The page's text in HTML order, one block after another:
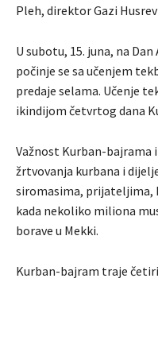
Pleh, direktor Gazi
U subotu, 15. juna, na
počinje se sa učenjem
predaje selama. Učenje
ikindijom četvrtog dana
Važnost Kurban-bajrama
žrtvovanja kurbana i
siromasima, prijateljima,
kada nekoliko miliona
borave u Mekki.
Kurban-bajram traje četiri